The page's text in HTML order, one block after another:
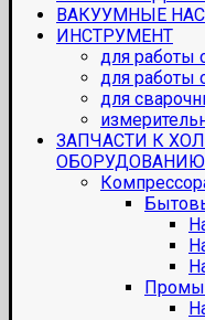
ВАКУУМНЫЕ
ИНСТРУМЕНТ
для работы
для работы
для
ЗАПЧАСТИ К
ОБОРУДОВАНИЮ